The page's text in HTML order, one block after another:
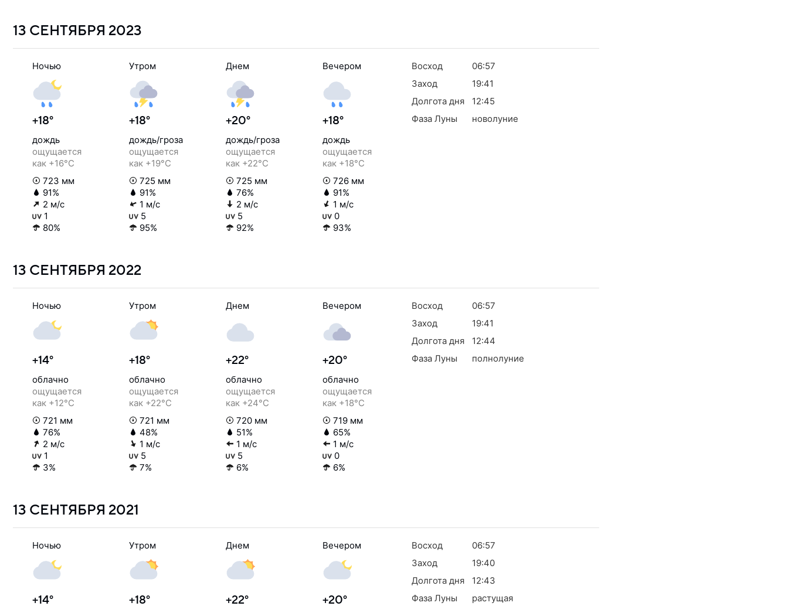
13 СЕНТЯБРЯ 2023
Ночью
+18°
дождь
ощущается
как +16°C
723 мм
91%
2 м/с
1
80%
Утром
+18°
дождь/гроза
ощущается
как +19°C
725 мм
91%
1 м/с
5
95%
Днем
+20°
дождь/гроза
ощущается
как +22°C
725 мм
76%
2 м/с
5
92%
Вечером
+18°
дождь
ощущается
как +18°C
726 мм
91%
1 м/с
0
93%
Восход
06:57
Заход
19:41
Долгота дня
12:45
Фаза Луны
новолуние
13 СЕНТЯБРЯ 2022
Ночью
+14°
облачно
ощущается
как +12°C
721 мм
76%
2 м/с
1
3%
Утром
+18°
облачно
ощущается
как +22°C
721 мм
48%
1 м/с
5
7%
Днем
+22°
облачно
ощущается
как +24°C
720 мм
51%
1 м/с
5
6%
Вечером
+20°
облачно
ощущается
как +18°C
719 мм
65%
1 м/с
0
6%
Восход
06:57
Заход
19:41
Долгота дня
12:44
Фаза Луны
полнолуние
13 СЕНТЯБРЯ 2021
Ночью
+14°
Утром
+18°
Днем
+22°
Вечером
+20°
Восход
06:57
Заход
19:40
Долгота дня
12:43
Фаза Луны
растущая